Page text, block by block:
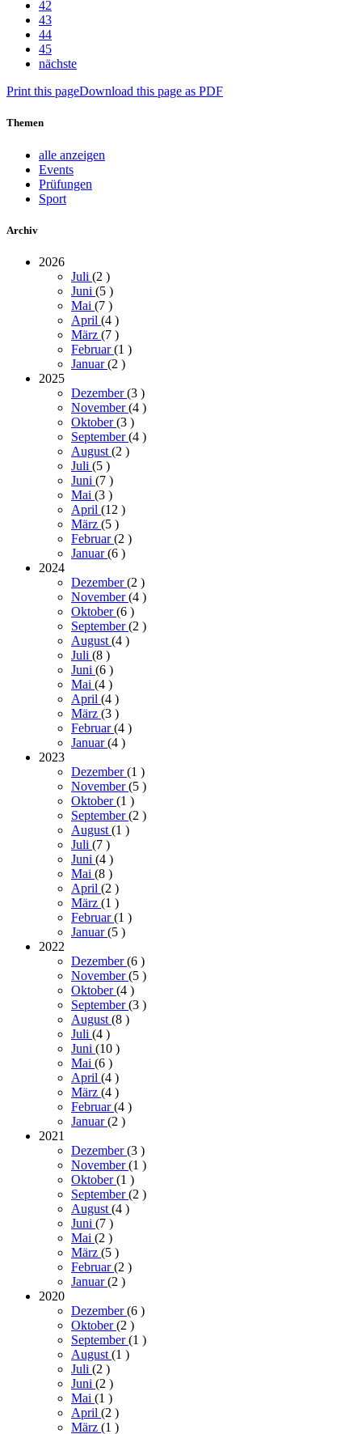
42
43
44
45
nächste
Print this pageDownload this page as PDF
Themen
alle anzeigen
Events
Prüfungen
Sport
Archiv
2026
Juli (2 )
Juni (5 )
Mai (7 )
April (4 )
März (7 )
Februar(1 )
Januar(2 )
2025
Dezember(3 )
November(4 )
Oktober(3 )
September(4 )
August (2 )
Juli (5 )
Juni (7 )
Mai (3 )
April (12 )
März (5 )
Februar(2 )
Januar(6 )
2024
Dezember(2 )
November(4 )
Oktober(6 )
September(2 )
August (4 )
Juli (8 )
Juni (6 )
Mai (4 )
April (4 )
März (3 )
Februar(4 )
Januar(4 )
2023
Dezember(1 )
November(5 )
Oktober(1 )
September(2 )
August (1 )
Juli (7 )
Juni (4 )
Mai (8 )
April (2 )
März (1 )
Februar(1 )
Januar(5 )
2022
Dezember(6 )
November(5 )
Oktober(4 )
September(3 )
August (8 )
Juli (4 )
Juni (10 )
Mai (6 )
April (4 )
März (4 )
Februar(4 )
Januar(2 )
2021
Dezember(3 )
November(1 )
Oktober(1 )
September(2 )
August (4 )
Juni (7 )
Mai (2 )
März (5 )
Februar(2 )
Januar(2 )
2020
Dezember(6 )
Oktober(2 )
September(1 )
August (1 )
Juli (2 )
Juni (2 )
Mai (1 )
April (2 )
März (1 )